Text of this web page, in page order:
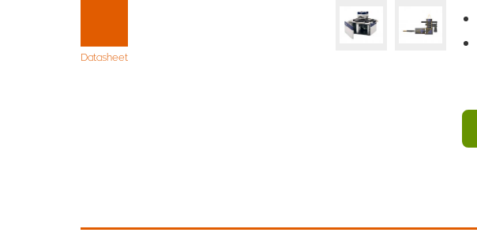
Datasheet